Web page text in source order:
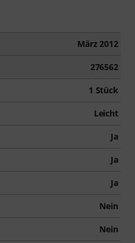
März 2012
276562
1 Stück
Leicht
Ja
Ja
Ja
Nein
Nein